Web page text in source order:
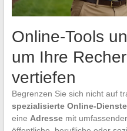
Online-Tools
um Ihre
vertiefen
Begrenzen Sie sich nicht auf
spezialisierte Online-Dienste
eine Adressemit